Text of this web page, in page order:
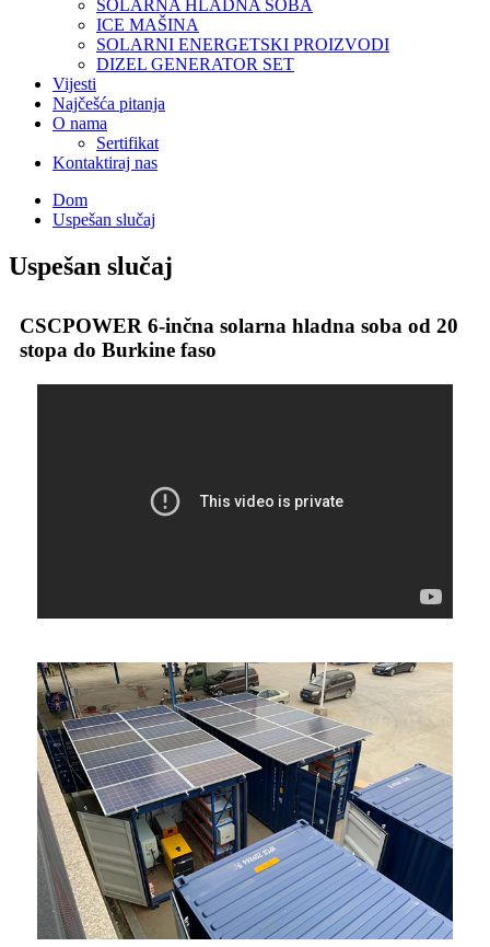
SOLARNA HLADNA SOBA
ICE MAŠINA
SOLARNI ENERGETSKI PROIZVODI
DIZEL GENERATOR SET
Vijesti
Najčešća pitanja
O nama
Sertifikat
Kontaktiraj nas
Dom
Uspešan slučaj
Uspešan slučaj
CSCPOWER 6-inčna solarna hladna soba od 20
stopa do Burkine faso